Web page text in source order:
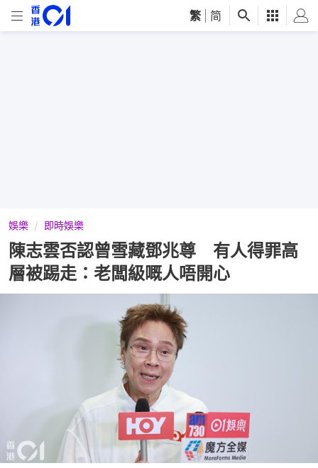
繁 简
娛樂 即時娛樂
陳志雲否認曾雪藏鄧兆尊 有人得罪高
層被踢走：老闆級嘅人唔開心